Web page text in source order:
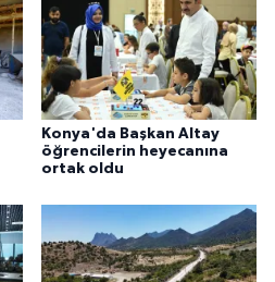
Konya'da Başkan Altay
öğrencilerin heyecanına
ortak oldu